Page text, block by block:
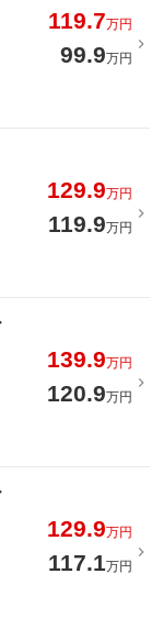
119.7万円
99.9万円
129.9万円
119.9万円
139.9万円
120.9万円
129.9万円
117.1万円